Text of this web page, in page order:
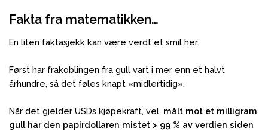
Fakta fra matematikken…
En liten faktasjekk kan være verdt et smil her…
Først har frakoblingen fra gull vart i mer enn et halvt
århundre, så det føles knapt «midlertidig».
Når det gjelder USDs kjøpekraft, vel, målt mot et milligram
gull har den papirdollaren mistet > 99 % av verdien siden